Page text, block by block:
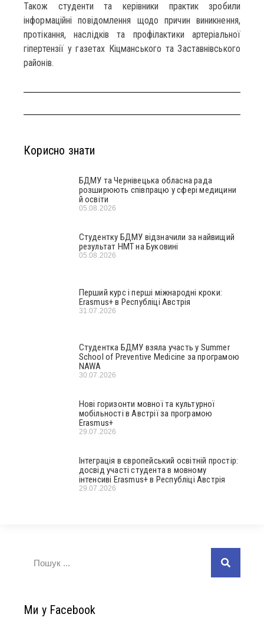
Також студенти та керівники практик зробили
інформаційні повідомлення щодо причин виникнення,
протікання, наслідків та профілактики артеріальної
гіпертензії у газетах Кіцманського та Заставнівського
районів.
Корисно знати
БДМУ та Чернівецька обласна рада
розширюють співпрацю у сфері медицини
й освіти
05.08.2026
Студентку БДМУ відзначили за найвищий
результат НМТ на Буковині
05.08.2026
Перший курс і перші міжнародні кроки:
Erasmus+ в Республіці Австрія
31.07.2026
Студентка БДМУ взяла участь у Summer
School of Preventive Medicine за програмою
NAWA
30.07.2026
Нові горизонти мовної та культурної
мобільності в Австрії за програмою
Erasmus+
29.07.2026
Інтеграція в європейський освітній простір:
досвід участі студента в мовному
інтенсиві Erasmus+ в Республіці Австрія
29.07.2026
Ми у Facebook